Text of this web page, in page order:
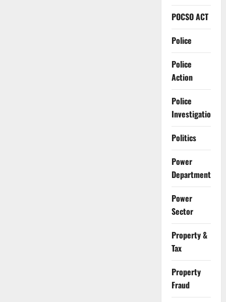
POCSO ACT
Police
Police
Action
Police
Investigation
Politics
Power
Department
Power
Sector
Property &
Tax
Property
Fraud